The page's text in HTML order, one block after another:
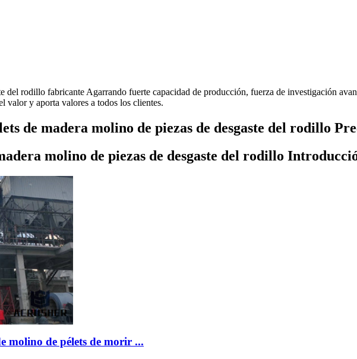
del rodillo fabricante Agarrando fuerte capacidad de producción, fuerza de investigación
valor y aporta valores a todos los clientes.
de madera molino de piezas de desgaste del rodillo
molino de piezas de desgaste del rodillo
molino de pélets de morir ...